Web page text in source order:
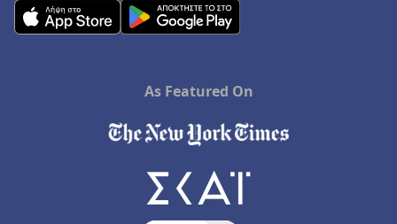
As Featured On